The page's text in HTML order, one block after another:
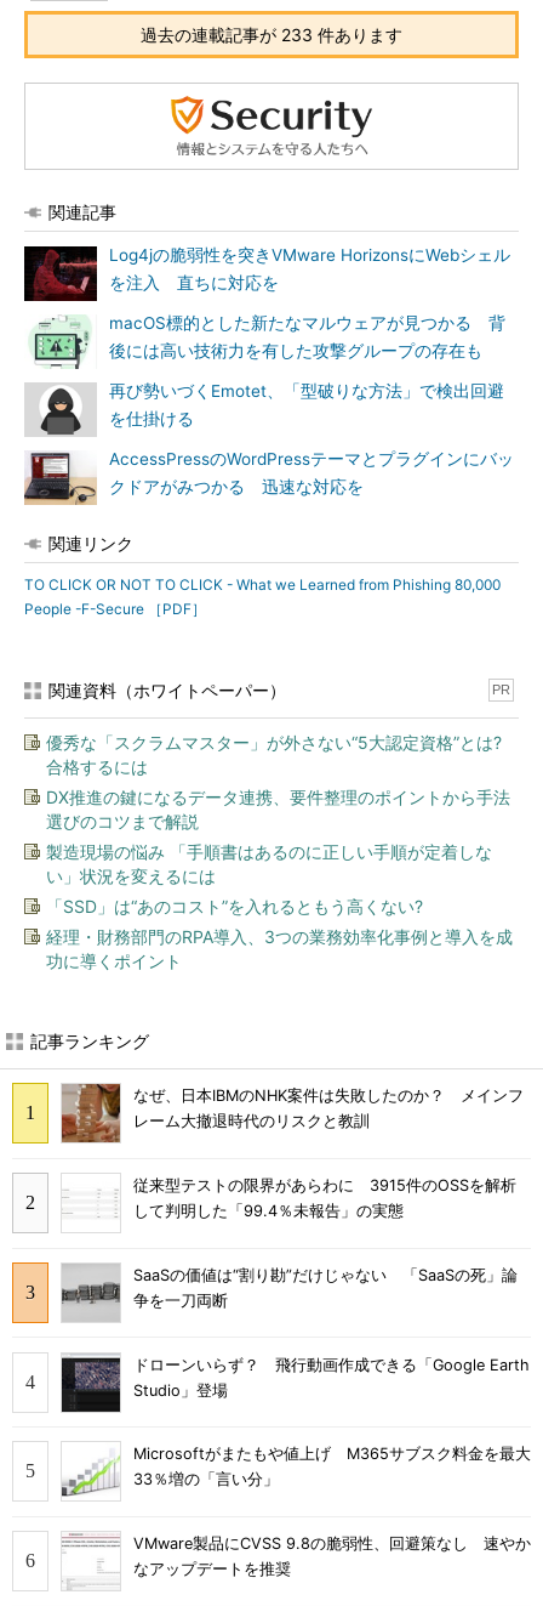
過去の連載記事が 233 件あります
関連記事
Log4jの脆弱性を突きVMware HorizonsにWebシェル
を注入 直ちに対応を
macOS標的とした新たなマルウェアが見つかる 背
後には高い技術力を有した攻撃グループの存在も
再び勢いづくEmotet、「型破りな方法」で検出回避
を仕掛ける
AccessPressのWordPressテーマとプラグインにバッ
クドアがみつかる 迅速な対応を
関連リンク
TO CLICK OR NOT TO CLICK - What we Learned from Phishing 80,000
People -F-Secure ［PDF］
関連資料（ホワイトペーパー） PR
優秀な「スクラムマスター」が外さない“5大認定資格”とは?
合格するには
DX推進の鍵になるデータ連携、要件整理のポイントから手法
選びのコツまで解説
製造現場の悩み 「手順書はあるのに正しい手順が定着しな
い」状況を変えるには
「SSD」は“あのコスト”を入れるともう高くない?
経理・財務部門のRPA導入、3つの業務効率化事例と導入を成
功に導くポイント
記事ランキング
なぜ、日本IBMのNHK案件は失敗したのか？ メインフ
レーム大撤退時代のリスクと教訓
従来型テストの限界があらわに 3915件のOSSを解析
して判明した「99.4％未報告」の実態
SaaSの価値は“割り勘”だけじゃない 「SaaSの死」論
争を一刀両断
ドローンいらず？ 飛行動画作成できる「Google Earth
Studio」登場
Microsoftがまたもや値上げ M365サブスク料金を最大
33％増の「言い分」
VMware製品にCVSS 9.8の脆弱性、回避策なし 速やか
なアップデートを推奨